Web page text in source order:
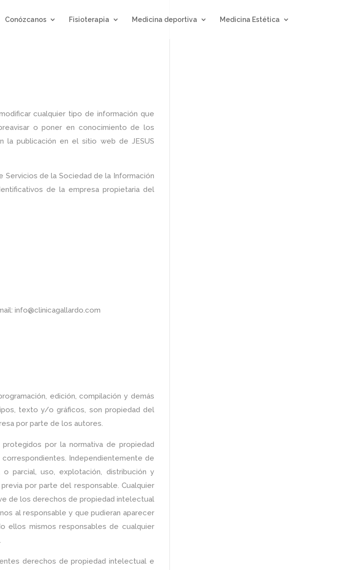
Conózcanos Fisioterapia Medicina deportiva Medicina Estética
cualquier tipo de información que
o poner en conocimiento de los
la publicación en el sitio web de JESUS
Servicios de la Sociedad de la Información
de la empresa propietaria del
info@clinicagallardo.com
edición, compilación y demás
texto y/o gráficos, son propiedad del
por parte de los autores.
por la normativa de propiedad
Independientemente de
parcial, uso, explotación, distribución y
por parte del responsable. Cualquier
de los derechos de propiedad intelectual
al responsable y que pudieran aparecer
ellos mismos responsables de cualquier
derechos de propiedad intelectual e